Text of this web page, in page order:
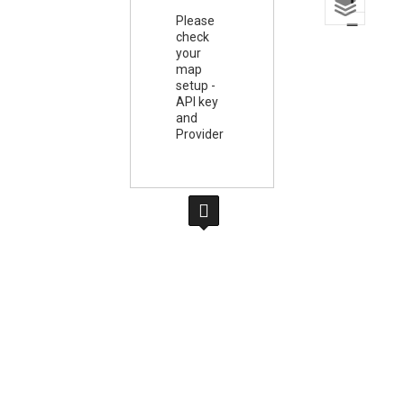
Please
check
your
map
setup -
API key
and
Provider
−